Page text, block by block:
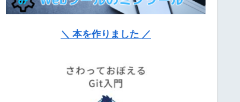
＼ 本を作りました ／